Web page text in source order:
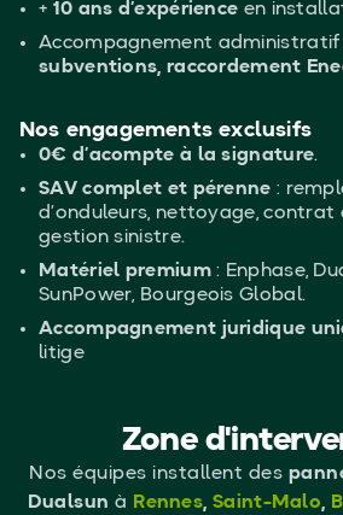
+ 10 ans d’expérience en
Accompagnement
subventions, raccordement
Nos engagements exclusifs
0€ d’acompte à la signature.
SAV complet et pérenne :
d’onduleurs, nettoyage, contrat
gestion sinistre.
Matériel premium: Enphase,
SunPower, Bourgeois Global.
Accompagnement juridique
litige
Zone
Nos équipes installent des
Dualsunà Rennes,Saint-Malo,